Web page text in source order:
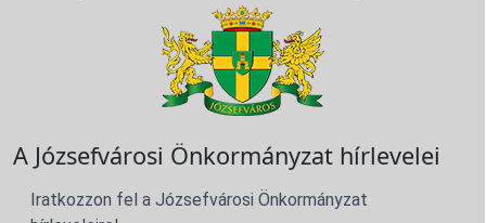
A Józsefvárosi Önkormányzat hírlevelei
Iratkozzon fel a Józsefvárosi Önkormányzat